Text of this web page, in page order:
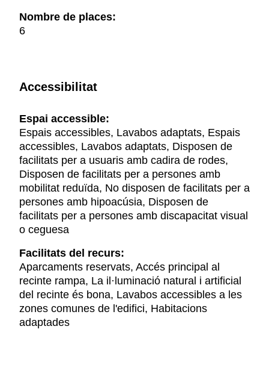
Nombre de places:
6
Accessibilitat
Espai accessible:
Espais accessibles, Lavabos adaptats, Espais
accessibles, Lavabos adaptats, Disposen de
facilitats per a usuaris amb cadira de rodes,
Disposen de facilitats per a persones amb
mobilitat reduïda, No disposen de facilitats per a
persones amb hipoacúsia, Disposen de
facilitats per a persones amb discapacitat visual
o ceguesa
Facilitats del recurs:
Aparcaments reservats, Accés principal al
recinte rampa, La il·luminació natural i artificial
del recinte és bona, Lavabos accessibles a les
zones comunes de l'edifici, Habitacions
adaptades